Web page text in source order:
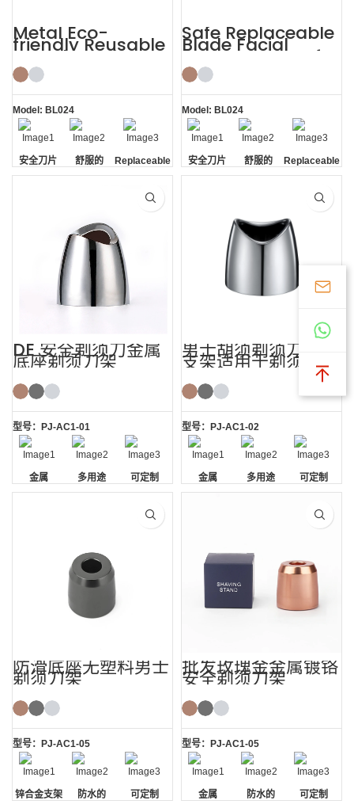
Metal Eco-
friendly Reusable
Female Eyebrow
Razor with Cover
Model: BL024
安全刀片 舒服的
Replaceable
Blade
Safe Replaceable
Blade Facial
Eyebrow Razor for
Women
Model: BL024
安全刀片 舒服的
Replaceable
Blade
DE 安全剃须刀金属
底座剃须刀架
型号：PJ-AC1-01
金属 多用途 可定制
男士胡须剃须刀底座
支架适用于剃须刀
型号：PJ-AC1-02
金属 多用途 可定制
防滑底座无塑料男士
剃须刀架
型号：PJ-AC1-05
锌合金支架 防水的 可定制
批发玫瑰金金属镀铬
安全剃须刀架
型号：PJ-AC1-05
金属 防水的 可定制